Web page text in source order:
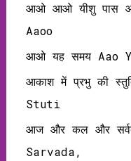
आओ आओ यीशु पास
Aaoo
आओ यह समय Aao
आकाश में प्रभु की
Stuti
आज और कल और
Sarvada,